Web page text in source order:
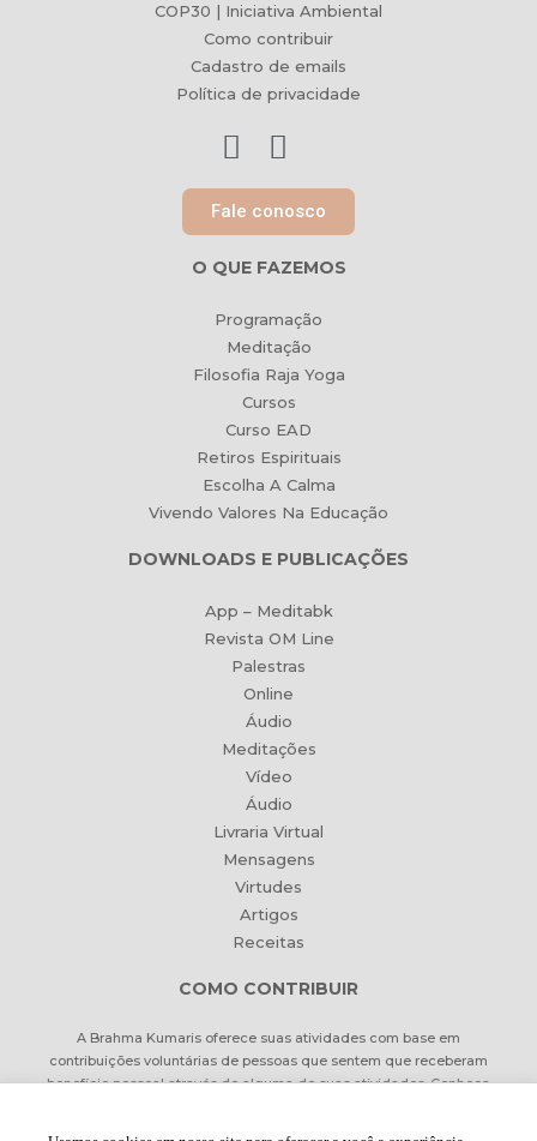
COP30 | Iniciativa Ambiental
Como contribuir
Cadastro de emails
Política de privacidade
Fale conosco
O QUE FAZEMOS
Programação
Meditação
Filosofia Raja Yoga
Cursos
Curso EAD
Retiros Espirituais
Escolha A Calma
Vivendo Valores Na Educação
DOWNLOADS E PUBLICAÇÕES
App – Meditabk
Revista OM Line
Palestras
Online
Áudio
Meditações
Vídeo
Áudio
Livraria Virtual
Mensagens
Virtudes
Artigos
Receitas
COMO CONTRIBUIR
A Brahma Kumaris oferece suas atividades com base em
contribuições voluntárias de pessoas que sentem que receberam
benefício pessoal através de alguma de suas atividades. Conheça